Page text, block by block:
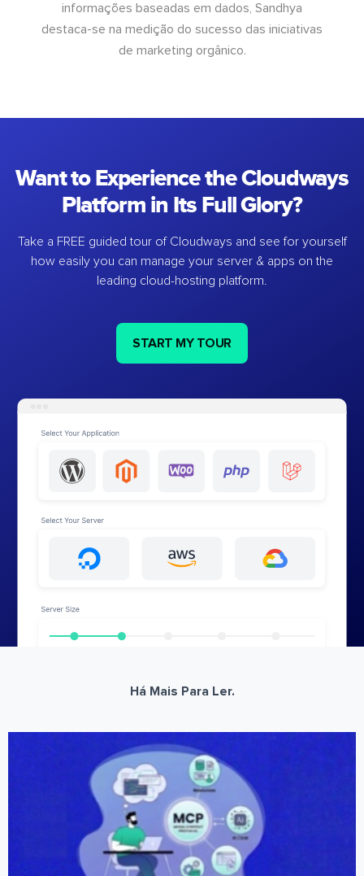
informações baseadas em dados, Sandhya
destaca-se na medição do sucesso das iniciativas
de marketing orgânico.
Want to Experience the Cloudways
Platform in Its Full Glory?
Take a FREE guided tour of Cloudways and see for yourself
how easily you can manage your server & apps on the
leading cloud-hosting platform.
START MY TOUR
Há Mais Para Ler.